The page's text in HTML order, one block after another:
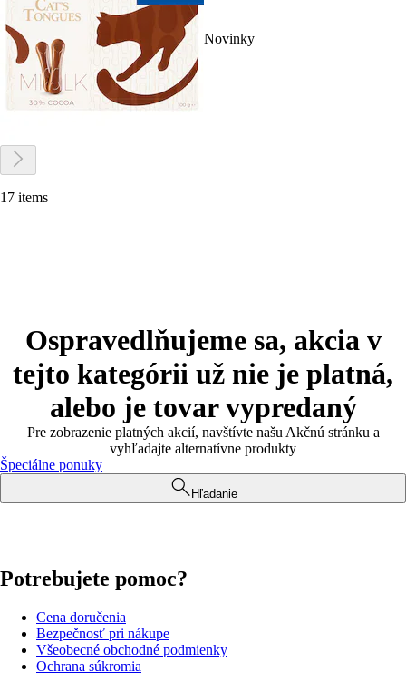
Novinky
17 items
Ospravedlňujeme sa, akcia v
tejto kategórii už nie je platná,
alebo je tovar vypredaný
Pre zobrazenie platných akcií, navštívte našu Akčnú stránku a
vyhľadajte alternatívne produkty
Špeciálne ponuky
Hľadanie
Potrebujete pomoc?
Cena doručenia
Bezpečnosť pri nákupe
Všeobecné obchodné podmienky
Ochrana súkromia